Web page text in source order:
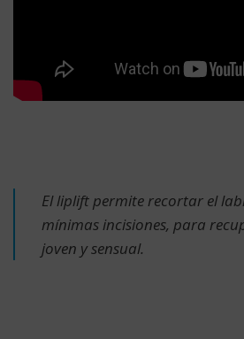
El liplift permite recortar el
mínimas incisiones, para
joven y sensual.